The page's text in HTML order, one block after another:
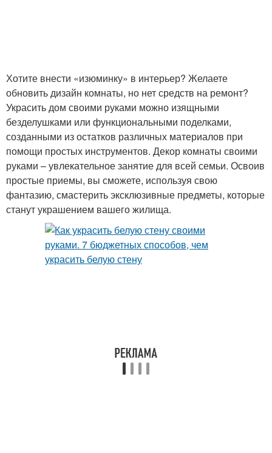
Хотите внести «изюминку» в интерьер? Желаете
обновить дизайн комнаты, но нет средств на ремонт?
Украсить дом своими руками можно изящными
безделушками или функциональными поделками,
созданными из остатков различных материалов при
помощи простых инструментов. Декор комнаты своими
руками – увлекательное занятие для всей семьи. Освоив
простые приемы, вы сможете, используя свою
фантазию, смастерить эксклюзивные предметы, которые
станут украшением вашего жилища.